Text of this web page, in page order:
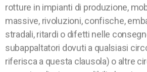
rotture in impianti di produzione,
massive, rivoluzioni, confische,
stradali, ritardi o difetti nelle
subappaltatori dovuti a qualsiasi
riferisca a questa clausola) o altre